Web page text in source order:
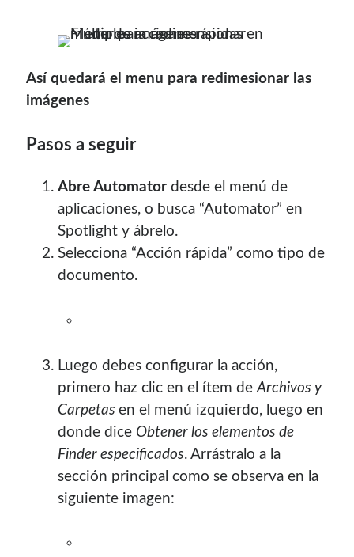
con el mantenimiento de este sitio:
web, te recomiendo usar
Enlaces de mi sitio viejo
¿Buscas las secciones de mi antiguo sitio?
Humor Geek
Tutoriales
Descargas
Así quedará el menu para redimesionar las
imágenes
Pasos a seguir
Abre Automator desde el menú de
aplicaciones, o busca “Automator” en
Spotlight y ábrelo.
Selecciona “Acción rápida” como tipo de
documento.
Luego debes configurar la acción,
primero haz clic en el ítem deArchivos y
Carpetasen el menú izquierdo, luego en
donde dice Obtener los elementos de
Finder especificados. Arrástralo a la
sección principal como se observa en la
siguiente imagen: